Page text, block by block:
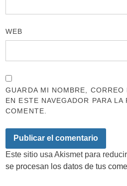
WEB
GUARDA MI NOMBRE,
EN ESTE NAVEGADOR PARA LA
COMENTE.
Este sitio usa Akismet para
se procesan los datos de tus